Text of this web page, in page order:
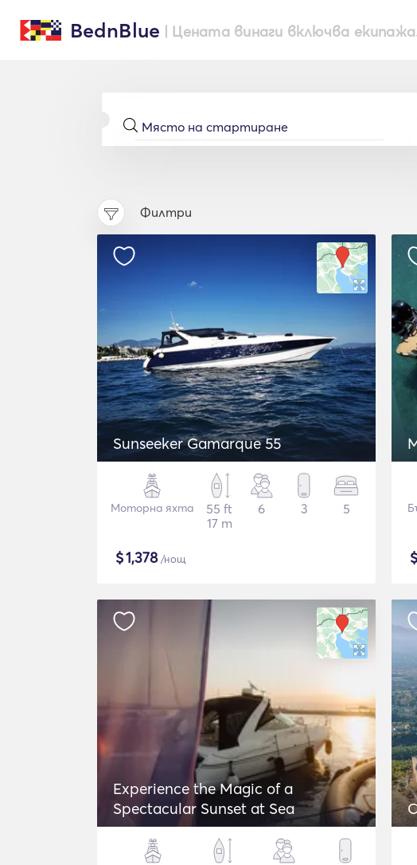
BednBlue | Цената винаги включва
Филтри
Sunseeker Gamarque 55
Моторна яхта
55 ft
17 m
6 3 5
$1,378/нощ
Experience the Magic of a
Spectacular Sunset at Sea